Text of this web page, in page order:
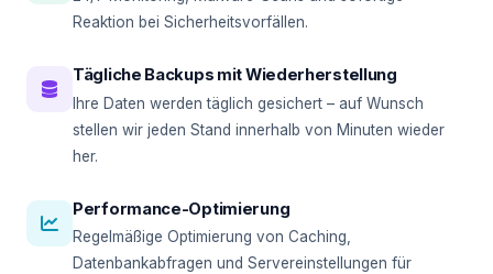
Reaktion bei Sicherheitsvorfällen.
Tägliche Backups mit Wiederherstellung
Ihre Daten werden täglich gesichert – auf Wunsch
stellen wir jeden Stand innerhalb von Minuten wieder
her.
Performance-Optimierung
Regelmäßige Optimierung von Caching,
Datenbankabfragen und Servereinstellungen für